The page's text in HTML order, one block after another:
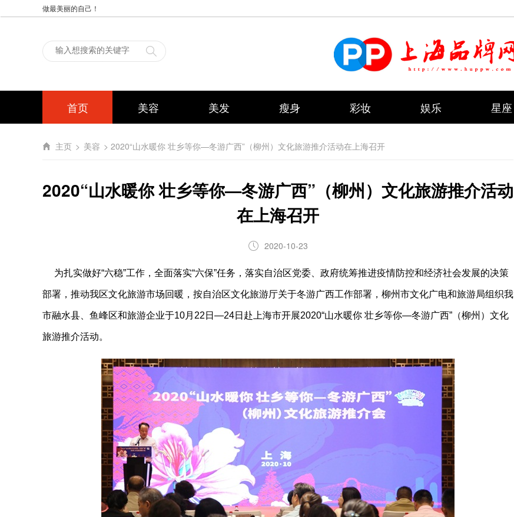
做最美丽的自己！
首页 美容 美发 瘦身 彩妆 娱乐 星座
主页 > 美容 > 2020“山水暖你 壮乡等你—冬游广西”（柳州）文化旅游推介活动在上海召开
2020“山水暖你 壮乡等你—冬游广西”（柳州）文化旅游推介活动
在上海召开
2020-10-23
为扎实做好“六稳”工作，全面落实“六保”任务，落实自治区党委、政府统筹推进疫情防控和经济社会发展的决策
部署，推动我区文化旅游市场回暖，按自治区文化旅游厅关于冬游广西工作部署，柳州市文化广电和旅游局组织我
市融水县、鱼峰区和旅游企业于10月22日—24日赴上海市开展2020“山水暖你 壮乡等你—冬游广西”（柳州）文化
旅游推介活动。